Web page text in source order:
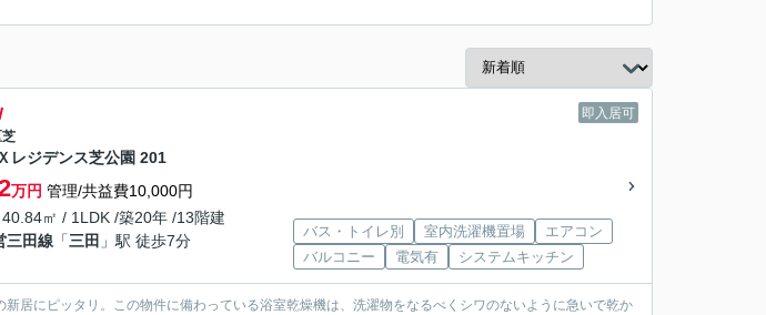
即入居可
芝
レジデンス芝公園 201
万円 管理/共益費10,000円
㎡ / 1LDK /築20年 /13階建
三田線 「三田 」駅 徒歩7分
バス・トイレ別 室内洗濯機置場
エアコン
バルコニー
電気有 システムキッチン
新居にピッタリ。この物件に備わっている浴室乾燥機は、洗濯物をなるべくシワのないように急いで乾か